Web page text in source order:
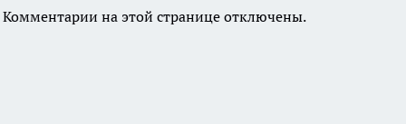
Комментарии на этой странице отключены.